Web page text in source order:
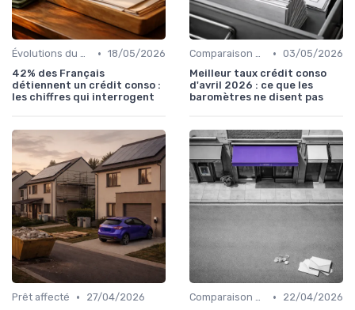
Évolutions du marché du crédit • 18/05/2026
42% des Français
détiennent un crédit conso :
les chiffres qui interrogent
Comparaison des offres • 03/05/2026
Meilleur taux crédit conso
d'avril 2026 : ce que les
baromètres ne disent pas
Prêt affecté •
27/04/2026
Comparaison des offres •
22/04/2026